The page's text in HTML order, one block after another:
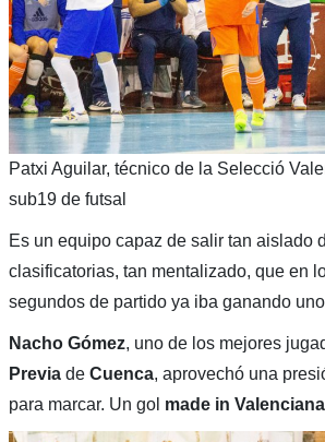
Patxi Aguilar, técnico de la Selecció
sub19 de futsal
Es un equipo capaz de salir tan aislado
clasificatorias, tan mentalizado, que en
segundos de partido ya iba ganando
Nacho Gómez, uno de los mejores
Previade Cuenca, aprovechó una
para marcar. Un gol made in Valenciana